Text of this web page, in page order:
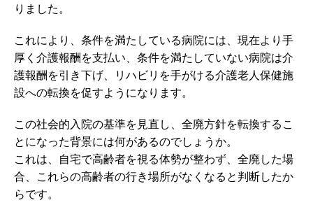
りました。
これにより、条件を満たしている病院には、現在より手
厚く介護報酬を支払い、条件を満たしていない病院は介
護報酬を引き下げ、リハビリを手がける介護老人保健施
設への転換を促すようになります。
この社会的入院の基準を見直し、全廃方針を転換するこ
とになった背景には何があるのでしょうか。
これは、自宅で高齢者を視る体勢が整わず、全廃した場
合、これらの高齢者の行き場所がなくなると判断したか
らです。